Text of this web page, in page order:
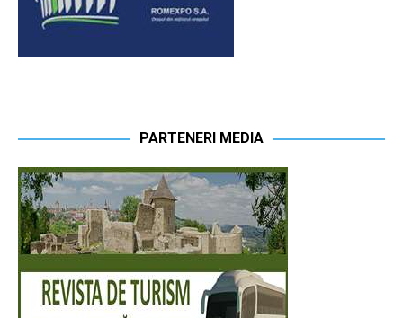
PARTENERI MEDIA